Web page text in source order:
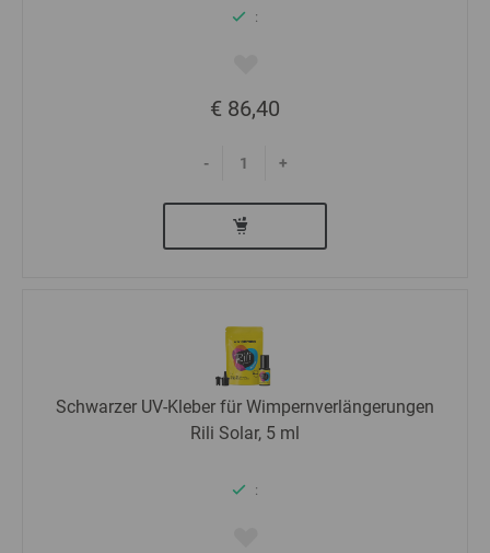
:
€ 86,40
- +
Schwarzer UV-Kleber für Wimpernverlängerungen
Rili Solar, 5 ml
: